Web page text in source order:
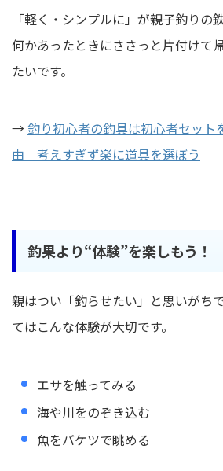
「軽く・シンプルに」が親子釣りの鉄
何かあったときにささっと片付けて
たいです。
→釣り初心者の釣具は初心者セット
由 考えすぎず楽に道具を選ぼう
釣果より“体験”を楽しもう！
親はつい「釣らせたい」と思いがち
てはこんな体験が大切です。
エサを触ってみる
海や川をのぞき込む
魚をバケツで眺める